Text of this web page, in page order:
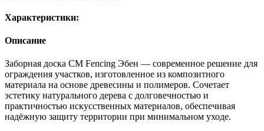
Характеристики:
Описание
Заборная доска СМ Fencing Эбен — современное решение для
ограждения участков, изготовленное из композитного
материала на основе древесины и полимеров. Сочетает
эстетику натурального дерева с долговечностью и
практичностью искусственных материалов, обеспечивая
надёжную защиту территории при минимальном уходе.